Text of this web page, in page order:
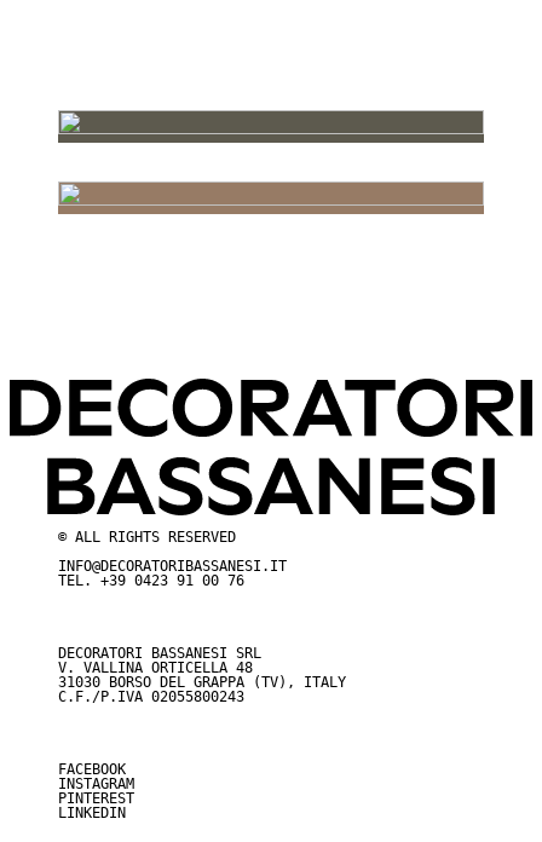
© ALL RIGHTS RESERVED
INFO@DECORATORIBASSANESI.IT
TEL. +39 0423 91 00 76
DECORATORI BASSANESI SRL
V. VALLINA ORTICELLA 48
31030 BORSO DEL GRAPPA (TV), ITALY
C.F./P.IVA 02055800243
FACEBOOK
INSTAGRAM
PINTEREST
LINKEDIN